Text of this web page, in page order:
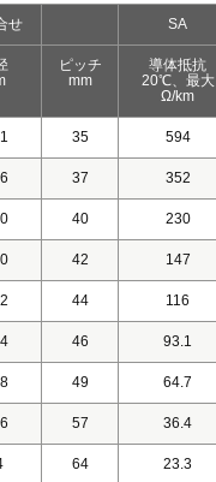
せ SA
ピッチ
mm
導体抵抗
20℃、最大
Ω/km
35 594
37 352
40 230
42 147
44 116
46 93.1
49 64.7
57 36.4
64 23.3